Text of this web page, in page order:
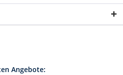
Angebote: